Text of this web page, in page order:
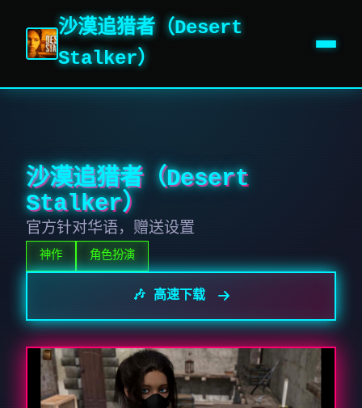
沙漠追猎者（Desert
Stalker）
沙漠追猎者（Desert
Stalker）
官方针对华语，赠送设置
神作 角色扮演
🎶 高速下载